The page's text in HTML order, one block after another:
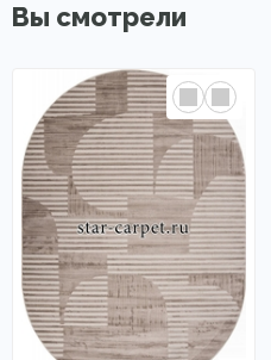
Вы смотрели